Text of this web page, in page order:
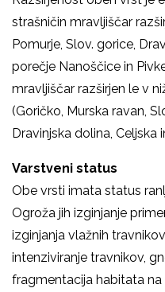
strašničin mravljiščar
Pomurje, Slov. gorice,
porečje Nanoščice in
mravljiščar razširjen le v
(Goričko, Murska ravan,
Dravinjska dolina, Celjska
Varstveni status
Obe vrsti imata status
Ogroža jih izginjanje
izginjanja vlažnih
intenziviranje travnikov,
fragmentacija habitata